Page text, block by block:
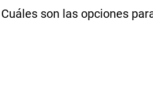
son las opciones